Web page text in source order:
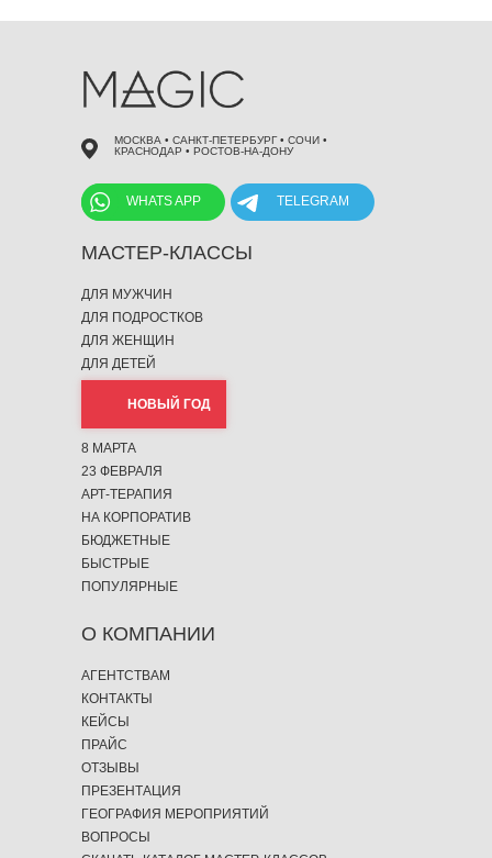
TELEGRAM
МАСТЕР-КЛАССЫ
WHATS APP
О КОМПАНИИ
МОСКВА • САНКТ-ПЕТЕРБУРГ • СОЧИ •
КРАСНОДАР • РОСТОВ-НА-ДОНУ
ДЛЯ МУЖЧИН
ДЛЯ ПОДРОСТКОВ
ДЛЯ ЖЕНЩИН
ДЛЯ ДЕТЕЙ
НОВЫЙ ГОД
8 МАРТА
23 ФЕВРАЛЯ
АРТ-ТЕРАПИЯ
НА КОРПОРАТИВ
БЮДЖЕТНЫЕ
БЫСТРЫЕ
ПОПУЛЯРНЫЕ
АГЕНТСТВАМ
КОНТАКТЫ
КЕЙСЫ
ПРАЙС
ОТЗЫВЫ
ПРЕЗЕНТАЦИЯ
ГЕОГРАФИЯ МЕРОПРИЯТИЙ
ВОПРОСЫ